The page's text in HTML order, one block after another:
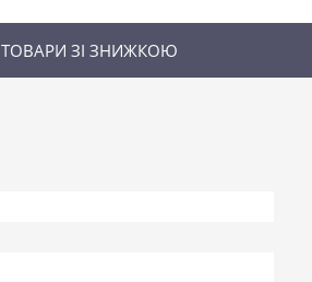
ТОВАРИ ЗІ ЗНИЖКОЮ